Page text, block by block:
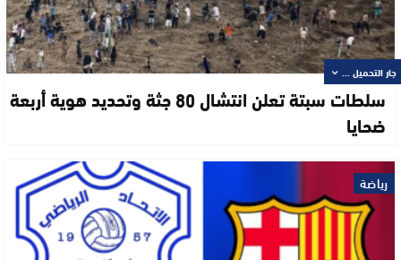
سلطات سبتة تعلن انتشال 80 جثة وتحديد هوية أربعة
ضحايا
رياضة
جار التحميل ...